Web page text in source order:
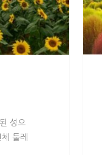
성으
둘레